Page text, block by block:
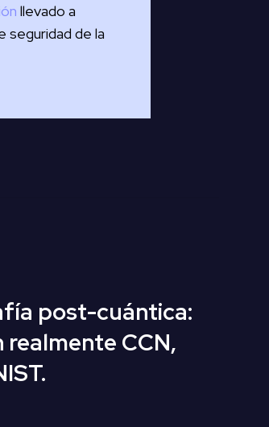
llevado a
seguridad de la
post-cuántica:
realmente CCN,